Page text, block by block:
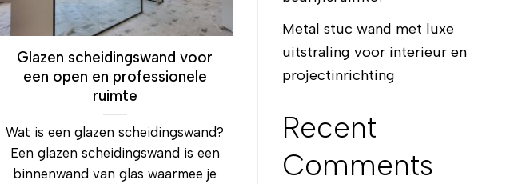
Glazen scheidingswand voor
een open en professionele
ruimte
Wat is een glazen scheidingswand?
Een glazen scheidingswand is een
binnenwand van glas waarmee je
Metal stuc wand met luxe
uitstraling voor interieur en
projectinrichting
Recent
Comments